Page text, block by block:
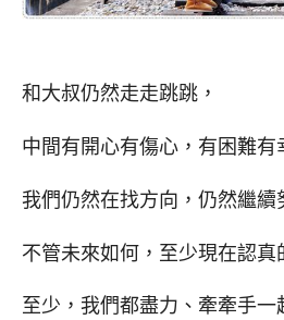
和大叔仍然走走跳跳，
中間有開心有傷心，有困難有
我們仍然在找方向，仍然繼續
不管未來如何，至少現在認真
至少，我們都盡力、牽牽手一